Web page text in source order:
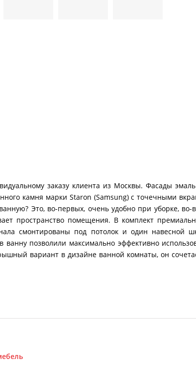
заказу клиента из Москвы. Фасады
камня марки Staron (Samsung) с точечными
Это, во-первых, очень удобно при уборке,
пространство помещения. В комплект
смонтированы под потолок и один навесной
позволили максимально эффективно
вариант в дизайне ванной комнаты, он